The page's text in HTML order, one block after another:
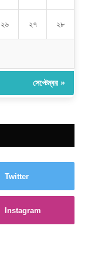
২৬ ২৭ ২৮
সেপ্টেম্বর »
Twitter
Instagram